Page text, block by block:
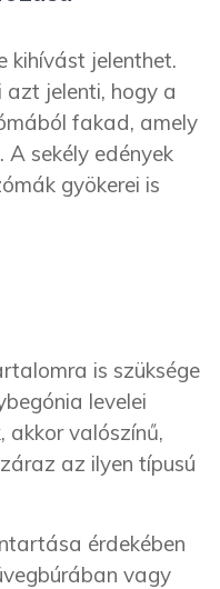
kihívást jelenthet.
azt jelenti, hogy a
fakad, amely
sekély edények
gyökerei is
is szüksége
levelei
akkor valószínű,
az ilyen típusú
érdekében
vagy